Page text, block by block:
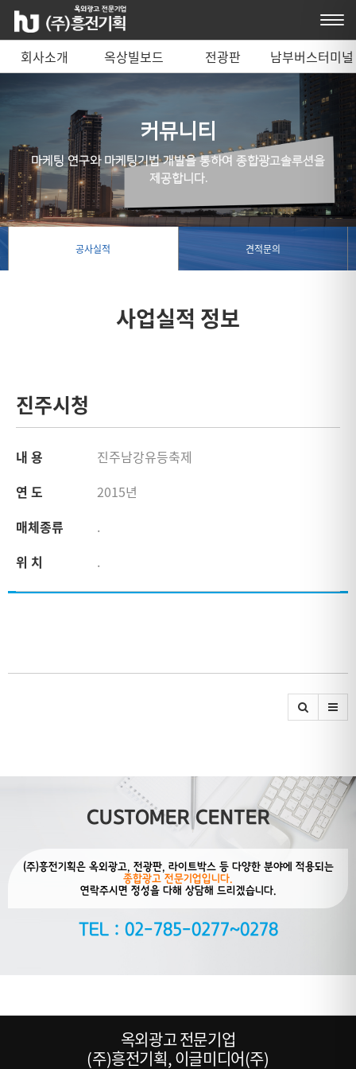
회사소개 옥상빌보드 전광판
남부버스터미널
매체 안내
커뮤니티
마케팅 연구와 마케팅기법 개발을 통하여 종합광고솔루션을
제공합니다.
공사실적 견적문의
사업실적 정보
진주시청
내 용
진주남강유등축제
연 도
2015년
매체종류
.
위 치
.
CUSTOMER CENTER
(주)흥전기획은 옥외광고, 전광판, 라이트박스 등 다양한 분야에 적용되는
종합광고 전문기업입니다.
연락주시면 정성을 다해 상담해 드리겠습니다.
TEL : 02-785-0277~0278
옥외광고 전문기업
(주)흥전기획, 이글미디어(주)